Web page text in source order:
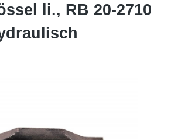
li., RB 20-2710